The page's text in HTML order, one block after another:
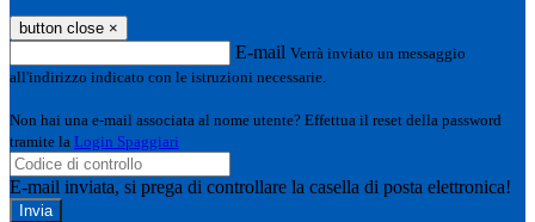
button close ×
E-mail Verrà inviato un messaggio
all'indirizzo indicato con le istruzioni necessarie.
Non hai una e-mail associata al nome utente? Effettua il reset della password
tramite la Login Spaggiari
E-mail inviata, si prega di controllare la casella di posta elettronica!